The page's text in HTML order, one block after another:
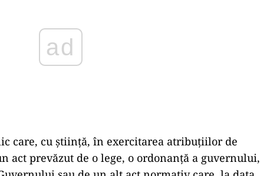
ad
care, cu știință, în exercitarea atribuțiilor de
act prevăzut de o lege, o ordonanță a guvernului,